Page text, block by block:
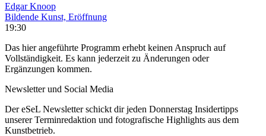
Edgar Knoop
Bildende Kunst, Eröffnung
19:30
Das hier angeführte Programm erhebt keinen Anspruch auf
Vollständigkeit. Es kann jederzeit zu Änderungen oder
Ergänzungen kommen.
Newsletter und Social Media
Der eSeL Newsletter schickt dir jeden Donnerstag Insidertipps
unserer Terminredaktion und fotografische Highlights aus dem
Kunstbetrieb.